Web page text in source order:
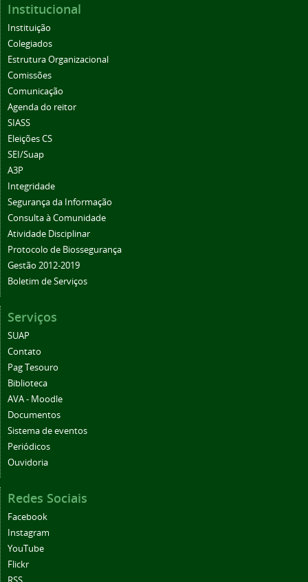
Institucional
Instituição
Colegiados
Estrutura Organizacional
Comissões
Comunicação
Agenda do reitor
SIASS
Eleições CS
SEI/Suap
A3P
Integridade
Segurança da Informação
Consulta à Comunidade
Atividade Disciplinar
Protocolo de Biossegurança
Gestão 2012-2019
Boletim de Serviços
Serviços
SUAP
Contato
Pag Tesouro
Biblioteca
AVA - Moodle
Documentos
Sistema de eventos
Periódicos
Ouvidoria
Redes Sociais
Facebook
Instagram
YouTube
Flickr